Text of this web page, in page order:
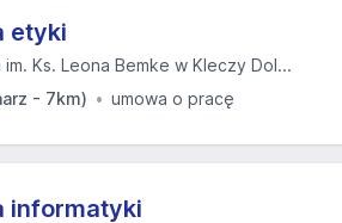
etyki
Ks. Leona Bemke w Kleczy Dol...
- 7km)
umowa o pracę
informatyki